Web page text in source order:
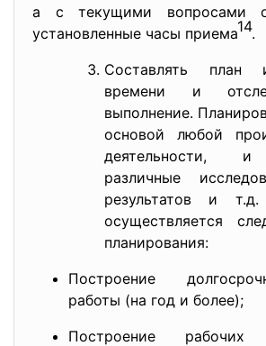
а с текущими вопросами
установленные часы приема14.
Составлять план
времени и
выполнение.
основой любой
деятельности, и
различные
результатов и
осуществляется
планирования:
Построение
работы (на год и более);
Построение